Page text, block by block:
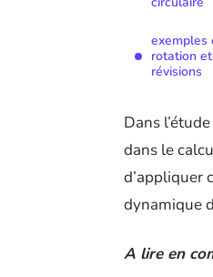
exemples
rotation
révisions
Dans
dans le
d’appliquer
dynamique
A lire en